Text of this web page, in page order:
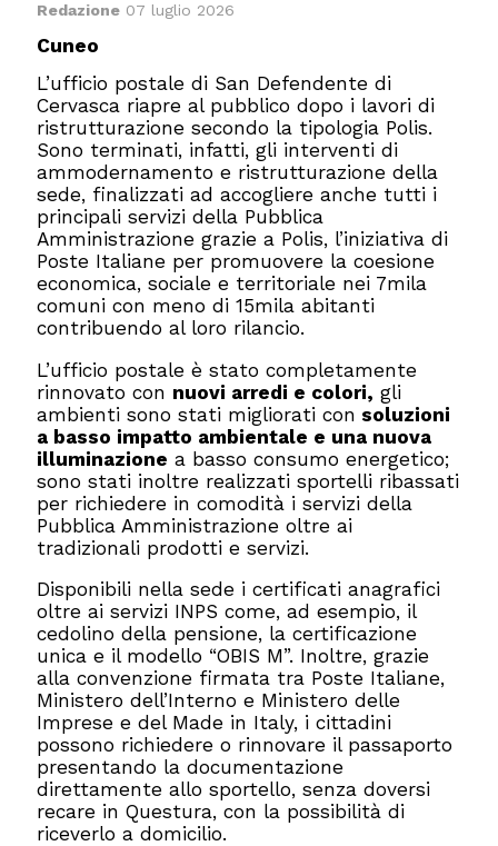
Redazione 07 luglio 2026
Cuneo
L’ufficio postale di San Defendente di
Cervasca riapre al pubblico dopo i lavori di
ristrutturazione secondo la tipologia Polis.
Sono terminati, infatti, gli interventi di
ammodernamento e ristrutturazione della
sede, finalizzati ad accogliere anche tutti i
principali servizi della Pubblica
Amministrazione grazie a Polis, l’iniziativa di
Poste Italiane per promuovere la coesione
economica, sociale e territoriale nei 7mila
comuni con meno di 15mila abitanti
contribuendo al loro rilancio.
L’ufficio postale è stato completamente
rinnovato con nuovi arredi e colori, gli
ambienti sono stati migliorati con soluzioni
a basso impatto ambientale e una nuova
illuminazione a basso consumo energetico;
sono stati inoltre realizzati sportelli ribassati
per richiedere in comodità i servizi della
Pubblica Amministrazione oltre ai
tradizionali prodotti e servizi.
Disponibili nella sede i certificati anagrafici
oltre ai servizi INPS come, ad esempio, il
cedolino della pensione, la certificazione
unica e il modello “OBIS M”. Inoltre, grazie
alla convenzione firmata tra Poste Italiane,
Ministero dell’Interno e Ministero delle
Imprese e del Made in Italy, i cittadini
possono richiedere o rinnovare il passaporto
presentando la documentazione
direttamente allo sportello, senza doversi
recare in Questura, con la possibilità di
riceverlo a domicilio.